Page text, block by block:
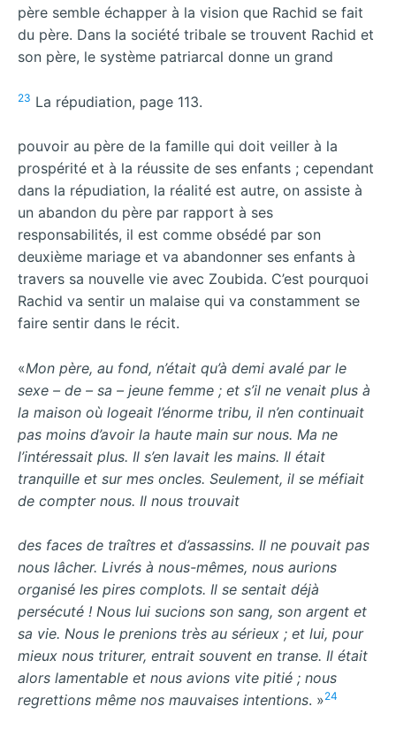
père semble échapper à la vision que Rachid se fait
du père. Dans la société tribale se trouvent Rachid et
son père, le système patriarcal donne un grand
23 La répudiation, page 113.
pouvoir au père de la famille qui doit veiller à la
prospérité et à la réussite de ses enfants ; cependant
dans la répudiation, la réalité est autre, on assiste à
un abandon du père par rapport à ses
responsabilités, il est comme obsédé par son
deuxième mariage et va abandonner ses enfants à
travers sa nouvelle vie avec Zoubida. C’est pourquoi
Rachid va sentir un malaise qui va constamment se
faire sentir dans le récit.
«Mon père, au fond, n’était qu’à demi avalé par le
sexe – de – sa – jeune femme ; et s’il ne venait plus à
la maison où logeait l’énorme tribu, il n’en continuait
pas moins d’avoir la haute main sur nous. Ma ne
l’intéressait plus. Il s’en lavait les mains. Il était
tranquille et sur mes oncles. Seulement, il se méfiait
de compter nous. Il nous trouvait
des faces de traîtres et d’assassins. Il ne pouvait pas
nous lâcher. Livrés à nous-mêmes, nous aurions
organisé les pires complots. Il se sentait déjà
persécuté ! Nous lui sucions son sang, son argent et
sa vie. Nous le prenions très au sérieux ; et lui, pour
mieux nous triturer, entrait souvent en transe. Il était
alors lamentable et nous avions vite pitié ; nous
regrettions même nos mauvaises intentions. »24